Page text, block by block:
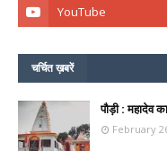
चर्चित ख़बरें
पौड़ी : महादेव
February